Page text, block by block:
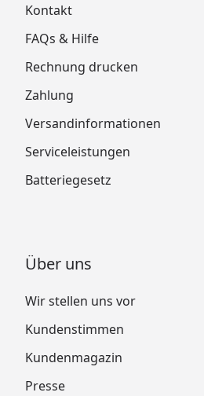
Kontakt
FAQs & Hilfe
Rechnung drucken
Zahlung
Versandinformationen
Serviceleistungen
Batteriegesetz
Über uns
Wir stellen uns vor
Kundenstimmen
Kundenmagazin
Presse